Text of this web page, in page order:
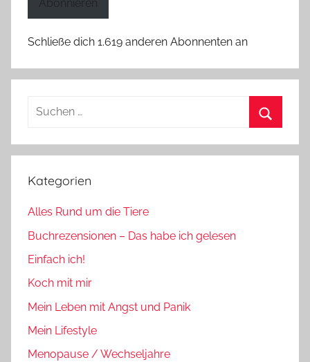
Abonnieren
Schließe dich 1.619 anderen Abonnenten an
Suchen
Kategorien
Alles Rund um die Tiere
Buchrezensionen – Das habe ich gelesen
Einfach ich!
Koch mit mir
Mein Leben mit Angst und Panik
Mein Lifestyle
Menopause / Wechseljahre